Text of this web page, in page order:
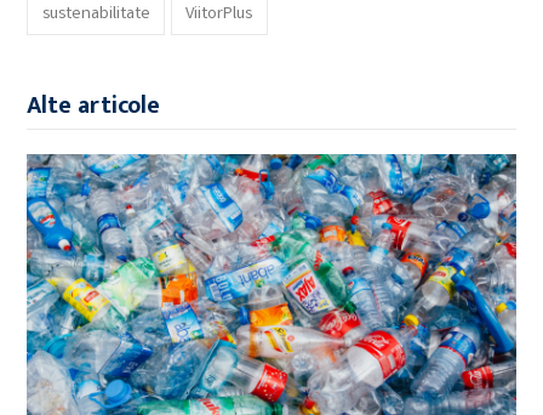
sustenabilitate
ViitorPlus
Alte articole